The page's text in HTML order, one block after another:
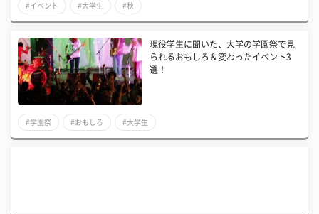
#イベント #大学生 #秋
現役学生に聞いた、大学の学園祭で見
られるおもしろ＆変わったイベント3
選！
#学園祭 #おもしろ #大学生